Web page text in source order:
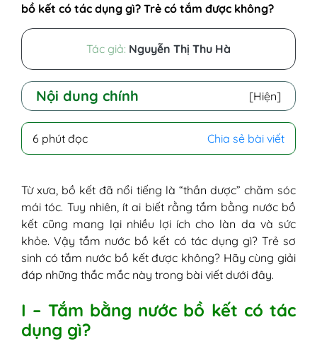
bồ kết có tác dụng gì? Trẻ có tắm được không?
Tác giả: Nguyễn Thị Thu Hà
Nội dung chính [Hiện]
1. Kháng khuẩn và hỗ trợ điều trị
thông khí huyết
3. Tắm bồ kết xả xui
II - Trẻ sơ sinh tắm nước bồ kết được
không?
III - Cách tắm bồ kết cho trẻ và người lớn
1. Các bước tắm nước bồ kết cho trẻ
sơ sinh
2. Cách tắm cho người lớn
IV - Giải đáp thắc mắc khi tắm với bồ kết
6 phút đọc Chia sẻ bài viết
Từ xưa, bồ kết đã nổi tiếng là “thần dược” chăm sóc
mái tóc. Tuy nhiên, ít ai biết rằng tắm bằng nước bồ
kết cũng mang lại nhiều lợi ích cho làn da và sức
khỏe. Vậy tắm nước bồ kết có tác dụng gì? Trẻ sơ
sinh có tắm nước bồ kết được không? Hãy cùng giải
đáp những thắc mắc này trong bài viết dưới đây.
I – Tắm bằng nước bồ kết có tác
dụng gì?